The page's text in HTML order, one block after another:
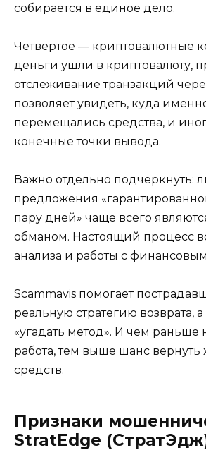
собирается в единое дело.
Четвёртое — криптовалютные
деньги ушли в криптовалюту,
отслеживание транзакций
позволяет увидеть, куда
перемещались средства, и
конечные точки вывода.
Важно отдельно подчеркнуть:
предложения
пару дней» чаще всего
обманом. Настоящий процесс
анализа и работы с
Scammavis помогает
реальную стратегию возврата,
«угадать метод». И чем раньше
работа, тем выше шанс вернуть
средств.
Признаки
StratEdge